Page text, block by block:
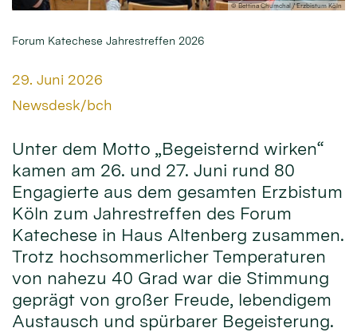
© Bettina Chumchal / Erzbistum Köln
Forum Katechese Jahrestreffen 2026
Datum:
29. Juni 2026
Von:
Newsdesk/bch
Unter dem Motto „Begeisternd wirken“
kamen am 26. und 27. Juni rund 80
Engagierte aus dem gesamten Erzbistum
Köln zum Jahrestreffen des Forum
Katechese in Haus Altenberg zusammen.
Trotz hochsommerlicher Temperaturen
von nahezu 40 Grad war die Stimmung
geprägt von großer Freude, lebendigem
Austausch und spürbarer Begeisterung.